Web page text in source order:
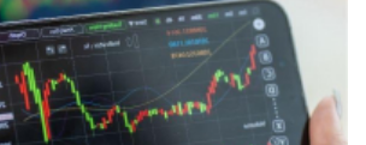
內金額、投保年資、月提撥金額比例分配，
歲才能開始提領！基於個人資料保護法之規
，勞工本人可透過勞保局e化服務系統、或以
卡至發卡銀行(郵局)ATM、或親至勞保局各地
休金個人專戶資料。年滿60歲之勞工申請退